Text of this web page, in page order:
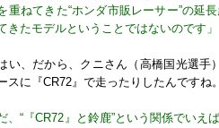
重ねてきた“ホンダ市販レーサー”の延
きたモデルということではないのです」
、だから、クニさん（高橋国光選手
スに『CR72』で走ったりしたんですね。
、“『CR72』と鈴鹿”という関係でい